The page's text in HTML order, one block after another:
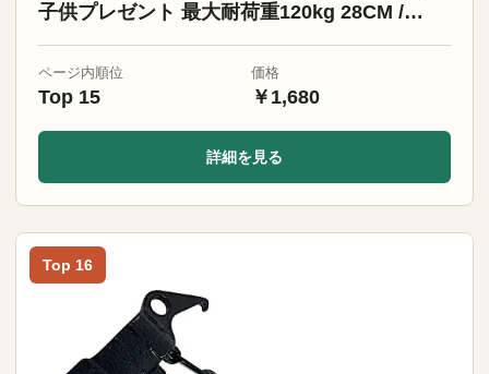
子供プレゼント 最大耐荷重120kg 28CM /
ページ内順位
Top 15
価格
￥1,680
詳細を見る
Top 16